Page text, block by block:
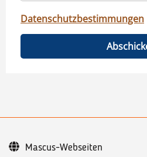
Datenschutzbestimmungen
Mascus-Webseiten